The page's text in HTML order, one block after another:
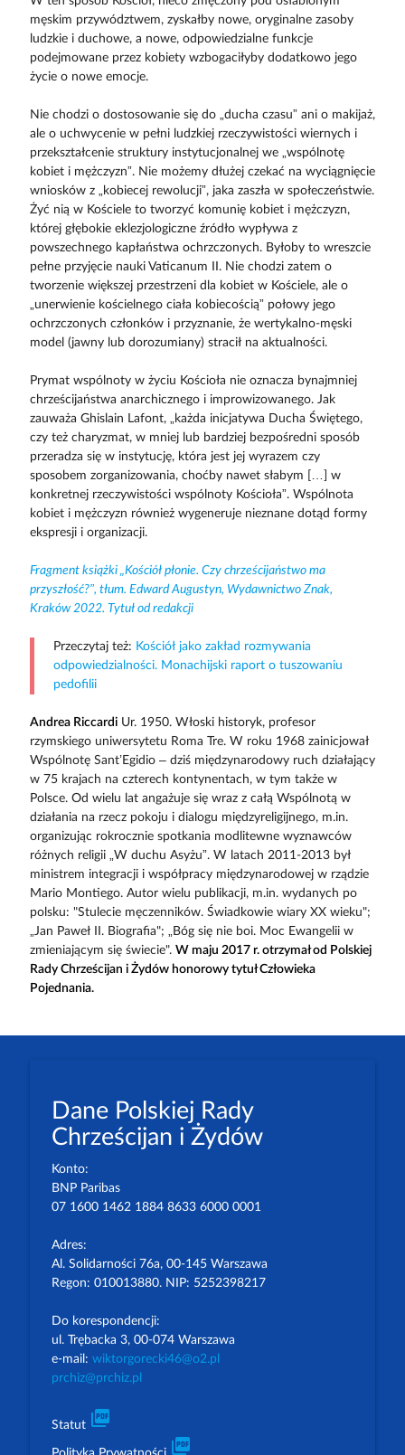
męskim przywództwem, zyskałby nowe, oryginalne zasoby
ludzkie i duchowe, a nowe, odpowiedzialne funkcje
podejmowane przez kobiety wzbogaciłyby dodatkowo jego
życie o nowe emocje.
Nie chodzi o dostosowanie się do „ducha czasu” ani o makijaż,
ale o uchwycenie w pełni ludzkiej rzeczywistości wiernych i
przekształcenie struktury instytucjonalnej we „wspólnotę
kobiet i mężczyzn”. Nie możemy dłużej czekać na wyciągnięcie
wniosków z „kobiecej rewolucji”, jaka zaszła w społeczeństwie.
Żyć nią w Kościele to tworzyć komunię kobiet i mężczyzn,
której głębokie eklezjologiczne źródło wypływa z
powszechnego kapłaństwa ochrzczonych. Byłoby to wreszcie
pełne przyjęcie nauki Vaticanum II. Nie chodzi zatem o
tworzenie większej przestrzeni dla kobiet w Kościele, ale o
„unerwienie kościelnego ciała kobiecością” połowy jego
ochrzczonych członków i przyznanie, że wertykalno-męski
model (jawny lub dorozumiany) stracił na aktualności.
Prymat wspólnoty w życiu Kościoła nie oznacza bynajmniej
chrześcijaństwa anarchicznego i improwizowanego. Jak
zauważa Ghislain Lafont, „każda inicjatywa Ducha Świętego,
czy też charyzmat, w mniej lub bardziej bezpośredni sposób
przeradza się w instytucję, która jest jej wyrazem czy
sposobem zorganizowania, choćby nawet słabym […] w
konkretnej rzeczywistości wspólnoty Kościoła”. Wspólnota
kobiet i mężczyzn również wygeneruje nieznane dotąd formy
ekspresji i organizacji.
Fragment książki „Kościół płonie. Czy chrześcijaństwo ma
przyszłość?”, tłum. Edward Augustyn, Wydawnictwo Znak,
Kraków 2022. Tytuł od redakcji
Przeczytaj też: Kościół jako zakład rozmywania
odpowiedzialności. Monachijski raport o tuszowaniu
pedofilii
Andrea RiccardiUr. 1950. Włoski historyk, profesor
rzymskiego uniwersytetu Roma Tre. W roku 1968 zainicjował
Wspólnotę Sant’Egidio – dziś międzynarodowy ruch działający
w 75 krajach na czterech kontynentach, w tym także w
Polsce. Od wielu lat angażuje się wraz z całą Wspólnotą w
działania na rzecz pokoju i dialogu międzyreligijnego, m.in.
organizując rokrocznie spotkania modlitewne wyznawców
różnych religii „W duchu Asyżu”. W latach 2011-2013 był
ministrem integracji i współpracy międzynarodowej w rządzie
Mario Montiego. Autor wielu publikacji, m.in. wydanych po
polsku: "Stulecie męczenników. Świadkowie wiary XX wieku";
„Jan Paweł II. Biografia"; „Bóg się nie boi. Moc Ewangelii w
zmieniającym się świecie". W maju 2017 r. otrzymał od Polskiej
Rady Chrześcijan i Żydów honorowy tytuł Człowieka
Pojednania.
Dane Polskiej Rady
Chrześcijan i Żydów
Konto:
BNP Paribas
07 1600 1462 1884 8633 6000 0001
Adres:
Al. Solidarności 76a, 00-145 Warszawa
Regon: 010013880. NIP: 5252398217
Do korespondencji:
ul. Trębacka 3, 00-074 Warszawa
e-mail: wiktorgorecki46@o2.pl
prchiz@prchiz.pl
Statut picture_as_pdf
picture_as_pdf